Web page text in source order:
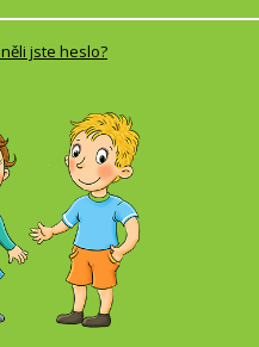
jste heslo?